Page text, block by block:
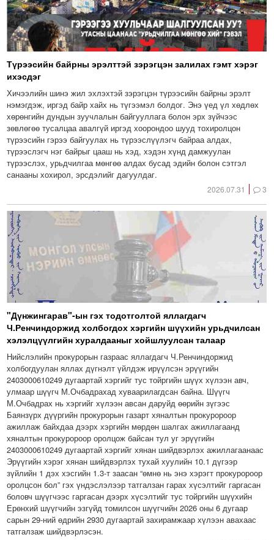
Түрээсийн байрны эрэлттэй зэрэгцэн залилах гэмт хэрэг
ихэсдэг
Хичээлийн шинэ жил эхлэхтэй зэрэгцэн түрээсийн байрны эрэлт
нэмэгдэж, иргэд байр хайх нь түгээмэл болдог. Энэ үед үл хөдлөх
хөрөнгийн дундын зуучлалын байгууллага болон эрх зүйчээс
зөвлөгөө тусалцаа авалгүй иргэд хоорондоо шууд тохиролцон
түрээсийн гэрээ байгуулах нь түрээслүүлэгч байраа алдах,
түрээслэгч нэг байрыг цааш нь хэд, хэдэн хүнд дамжуулан
түрээслэх, урьдчилгаа мөнгөө алдах бусад эдийн болон сэтгэл
санааны хохирол, эрсдэлийг дагуулдаг.
2026.07.31 3
"Дүнжингарав"-ын гэх тодотголтой яллагдагч
Ч.Ренчиндоржид холбогдох хэргийн шүүхийн урьдчилсан
хэлэлцүүлгийн хуралдааныг хойшлуулсан талаар
Нийслэлийн прокурорын газраас яллагдагч Ч.Ренчиндоржид
холбогдуулан яллах дүгнэлт үйлдэж ирүүлсэн эрүүгийн
2403000610249 дугаартай хэргийг тус тойргийн шүүх хүлээн авч,
улмаар шүүгч М.Очбадрахад хуваарилагдсан байна. Шүүгч
М.Очбадрах нь хэргийг хүлээн авсан даруйд өөрийн зүгээс
Баянзүрх дүүргийн прокурорын газарт хяналтын прокуророор
ажиллаж байхдаа дээрх хэргийн мөрдөн шалгах ажиллагаанд
хяналтын прокуророор оролцож байсан тул уг эрүүгийн
2403000610249 дугаартай хэргийг хянан шийдвэрлэх ажиллагаанаас
Эрүүгийн хэрэг хянан шийдвэрлэх тухай хуулийн 10.1 дүгээр
зүйлийн 1 дэх хэсгийн 1.3-т заасан “өмнө нь энэ хэрэгт прокуророор
оролцсон бол” гэх үндэслэлээр татгалзан гарах хүсэлтийг гаргасан
боловч шүүгчээс гаргасан дээрх хүсэлтийг тус тойргийн шүүхийн
Ерөнхий шүүгчийн эзгүйд томилсон шүүгчийн 2026 оны 6 дугаар
сарын 29-ний өдрийн 2930 дугаартай захирамжаар хүлээн авахаас
татгалзаж шийдвэрлэсэн.